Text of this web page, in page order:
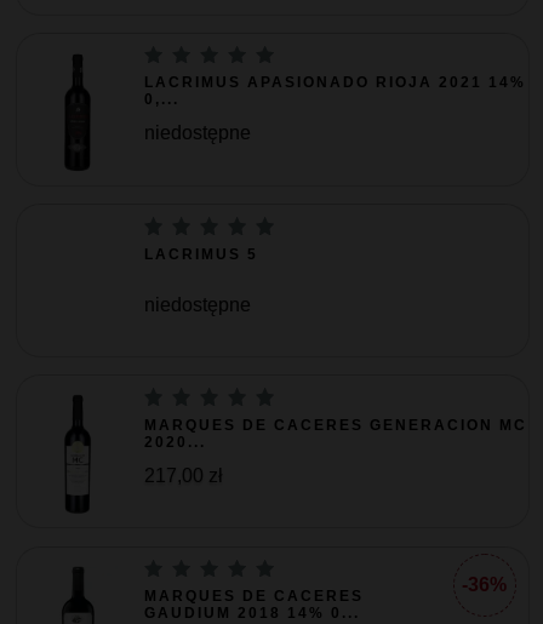
LACRIMUS APASIONADO RIOJA 2021 14%
0,...
niedostępne
LACRIMUS 5
niedostępne
MARQUES DE CACERES GENERACION MC
2020...
217,00 zł
-36%
MARQUES DE CACERES
GAUDIUM 2018 14% 0...